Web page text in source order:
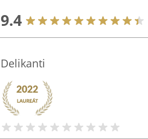
9.4
Delikanti